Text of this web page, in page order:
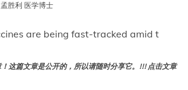
孟胜利 医学博士
are being fast-tracked amid t
这篇文章是公开的，所以请随时分享它。!!! 点击文章